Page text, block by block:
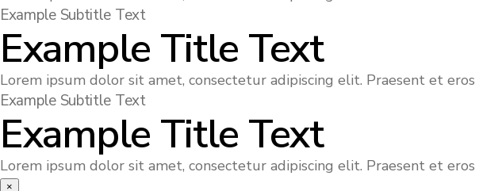
Example Subtitle Text
Example Title Text
Lorem ipsum dolor sit amet, consectetur adipiscing elit. Praesent et eros
Example Subtitle Text
Example Title Text
Lorem ipsum dolor sit amet, consectetur adipiscing elit. Praesent et eros
×